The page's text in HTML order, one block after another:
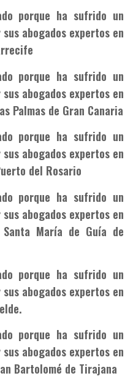
porque ha sufrido un
abogados expertos en
porque ha sufrido un
abogados expertos en
Palmas de Gran Canaria
porque ha sufrido un
abogados expertos en
del Rosario
porque ha sufrido un
abogados expertos en
María de Guía de
porque ha sufrido un
abogados expertos en
porque ha sufrido un
abogados expertos en
Bartolomé de Tirajana